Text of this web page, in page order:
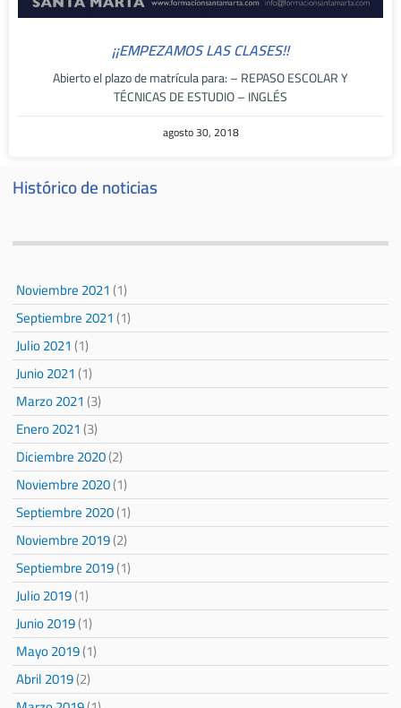
Histórico de noticias
Noviembre 2021(1)
Septiembre 2021(1)
Julio 2021(1)
Junio 2021(1)
Marzo 2021(3)
Enero 2021(3)
Diciembre 2020(2)
Noviembre 2020(1)
Septiembre 2020(1)
Noviembre 2019(2)
Septiembre 2019(1)
Julio 2019(1)
Junio 2019(1)
Mayo 2019(1)
Abril 2019(2)
¡¡EMPEZAMOS LAS CLASES!!
Abierto el plazo de matrícula para: – REPASO ESCOLAR Y
TÉCNICAS DE ESTUDIO – INGLÉS
agosto 30, 2018